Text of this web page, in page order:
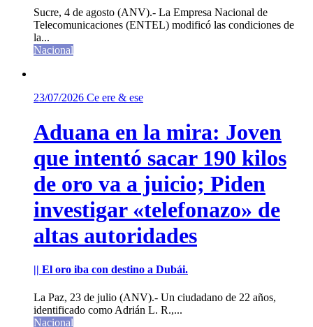
Sucre, 4 de agosto (ANV).- La Empresa Nacional de
Telecomunicaciones (ENTEL) modificó las condiciones de
la...
Nacional
23/07/2026 Ce ere & ese
Aduana en la mira: Joven
que intentó sacar 190 kilos
de oro va a juicio; Piden
investigar «telefonazo» de
altas autoridades
|| El oro iba con destino a Dubái.
La Paz, 23 de julio (ANV).- Un ciudadano de 22 años,
identificado como Adrián L. R.,...
Nacional